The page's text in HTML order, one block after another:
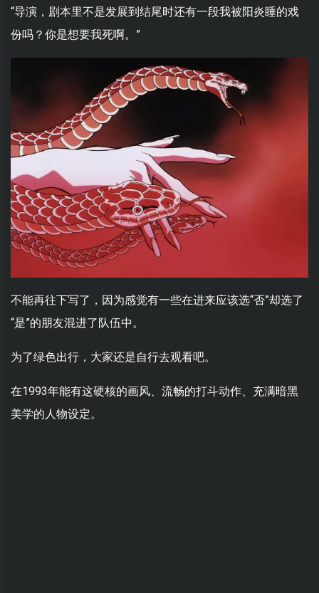
“导演，剧本里不是发展到结尾时还有一段我被阳炎睡的戏
份吗？你是想要我死啊。”
不能再往下写了，因为感觉有一些在进来应该选“否”却选了
“是”的朋友混进了队伍中。
为了绿色出行，大家还是自行去观看吧。
在1993年能有这硬核的画风、流畅的打斗动作、充满暗黑
美学的人物设定。